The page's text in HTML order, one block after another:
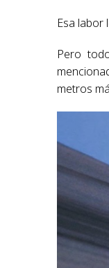
Esa labor
Pero
metros